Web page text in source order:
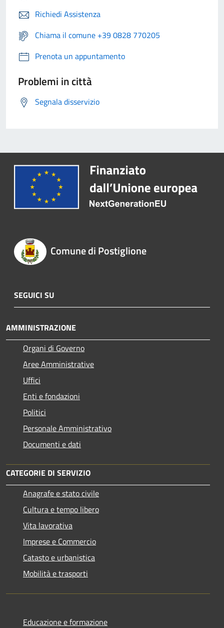
Richiedi Assistenza
Chiama il comune +39 0828 770205
Prenota un appuntamento
Problemi in città
Segnala disservizio
Comune di Postiglione
SEGUICI SU
AMMINISTRAZIONE
Organi di Governo
Aree Amministrative
Uffici
Enti e fondazioni
Politici
Personale Amministrativo
Documenti e dati
CATEGORIE DI SERVIZIO
Anagrafe e stato civile
Cultura e tempo libero
Vita lavorativa
Imprese e Commercio
Catasto e urbanistica
Mobilità e trasporti
Educazione e formazione